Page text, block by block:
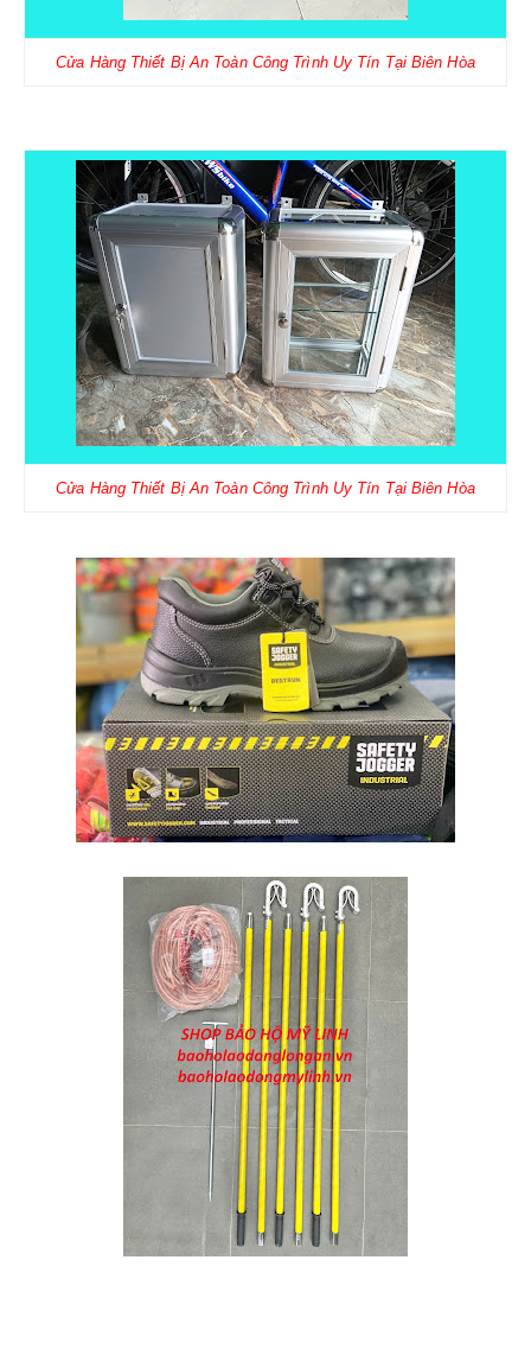
Cửa Hàng Thiết Bị An Toàn Công Trình Uy Tín Tại Biên Hòa
Cửa Hàng Thiết Bị An Toàn Công Trình Uy Tín Tại Biên Hòa